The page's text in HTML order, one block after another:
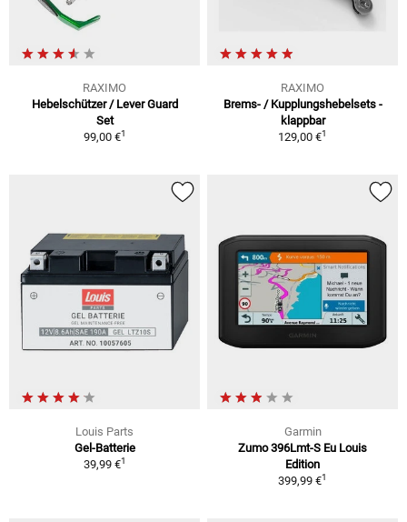
RAXIMO
Hebelschützer / Lever Guard
Set
99,00 €1
RAXIMO
Brems- / Kupplungshebelsets -
klappbar
129,00 €1
Louis Parts
Gel-Batterie
39,99 €1
Garmin
Zumo 396Lmt-S Eu Louis
Edition
399,99 €1